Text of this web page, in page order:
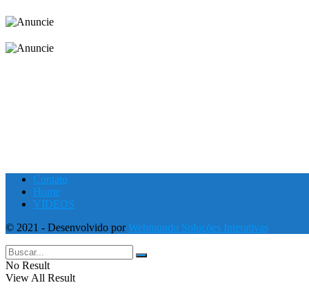
Contato
Home
VIDEOS
© 2021 - Desenvolvido porWebmundo Soluções Interativas
No Result
View All Result